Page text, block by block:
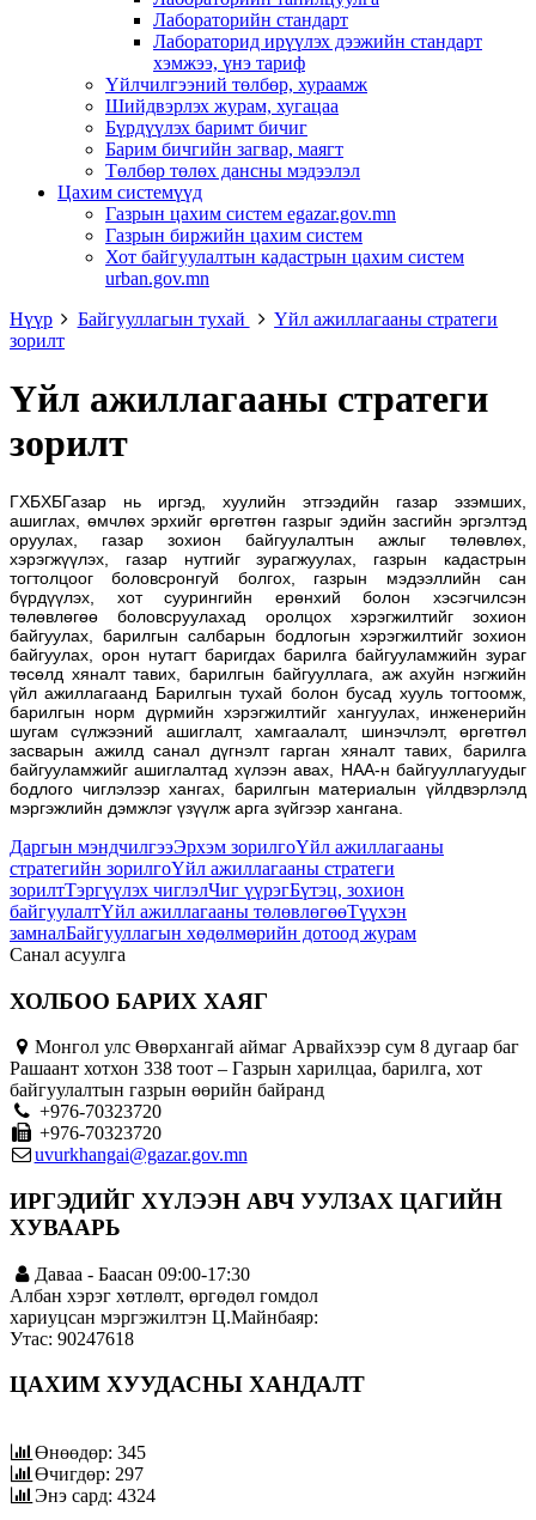
Лабораторийн стандарт
Лабораторид ирүүлэх дээжийн стандарт
хэмжээ, үнэ тариф
Үйлчилгээний төлбөр, хураамж
Шийдвэрлэх журам, хугацаа
Бүрдүүлэх баримт бичиг
Барим бичгийн загвар, маягт
Төлбөр төлөх дансны мэдээлэл
Цахим системүүд
Газрын цахим систем egazar.gov.mn
Газрын биржийн цахим систем
Хот байгуулалтын кадастрын цахим систем
urban.gov.mn
Нүүр
Байгууллагын тухай
Үйл ажиллагааны стратеги
зорилт
Үйл ажиллагааны стратеги
зорилт
ГХБХБГазар нь иргэд, хуулийн этгээдийн газар эзэмших,
ашиглах, өмчлөх эрхийг өргөтгөн газрыг эдийн засгийн эргэлтэд
оруулах, газар зохион байгуулалтын ажлыг төлөвлөх,
хэрэгжүүлэх, газар нутгийг зурагжуулах, газрын кадастрын
тогтолцоог боловсронгуй болгох, газрын мэдээллийн сан
бүрдүүлэх, хот суурингийн ерөнхий болон хэсэгчилсэн
төлөвлөгөө боловсруулахад оролцох хэрэгжилтийг зохион
байгуулах, барилгын салбарын бодлогын хэрэгжилтийг зохион
байгуулах, орон нутагт баригдах барилга байгууламжийн зураг
төсөлд хяналт тавих, барилгын байгууллага, аж ахуйн нэгжийн
үйл ажиллагаанд Барилгын тухай болон бусад хууль тогтоомж,
барилгын норм дүрмийн хэрэгжилтийг хангуулах, инженерийн
шугам сүлжээний ашиглалт, хамгаалалт, шинэчлэлт, өргөтгөл
засварын ажилд санал дүгнэлт гарган хяналт тавих, барилга
байгууламжийг ашиглалтад хүлээн авах, НАА-н байгууллагуудыг
бодлого чиглэлээр хангах, барилгын материалын үйлдвэрлэлд
мэргэжлийн дэмжлэг үзүүлж арга зүйгээр хангана.
Даргын мэндчилгээЭрхэм зорилгоҮйл ажиллагааны
стратегийн зорилгоҮйл ажиллагааны стратеги
зорилтТэргүүлэх чиглэлЧиг үүрэгБүтэц, зохион
байгуулалтҮйл ажиллагааны төлөвлөгөөТүүхэн
замналБайгууллагын хөдөлмөрийн дотоод журам
Санал асуулга
ХОЛБОО БАРИХ ХАЯГ
Монгол улс Өвөрхангай аймаг Арвайхээр сум 8 дугаар баг
Рашаант хотхон 338 тоот – Газрын харилцаа, барилга, хот
байгуулалтын газрын өөрийн байранд
+976-70323720
+976-70323720
uvurkhangai@gazar.gov.mn
ИРГЭДИЙГ ХҮЛЭЭН АВЧ УУЛЗАХ ЦАГИЙН
ХУВААРЬ
Даваа - Баасан 09:00-17:30
Албан хэрэг хөтлөлт, өргөдөл гомдол
хариуцсан мэргэжилтэн Ц.Майнбаяр:
Утас: 90247618
ЦАХИМ ХУУДАСНЫ ХАНДАЛТ
Өнөөдөр: 345
Өчигдөр: 297
Энэ сард: 4324